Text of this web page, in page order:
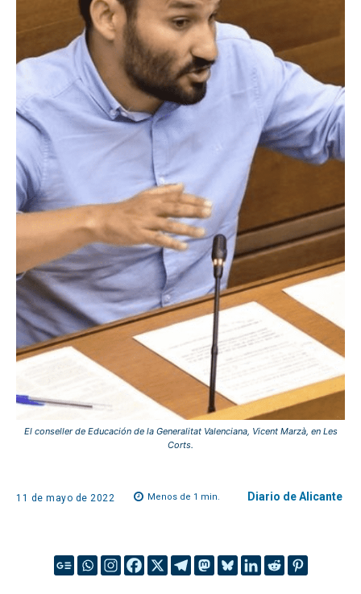
El conseller de Educación de la Generalitat Valenciana, Vicent Marzà, en Les
Corts.
11 de mayo de 2022 Menos de 1 min. Diario de Alicante